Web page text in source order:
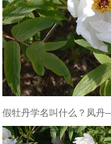
假牡丹学名叫什么？凤